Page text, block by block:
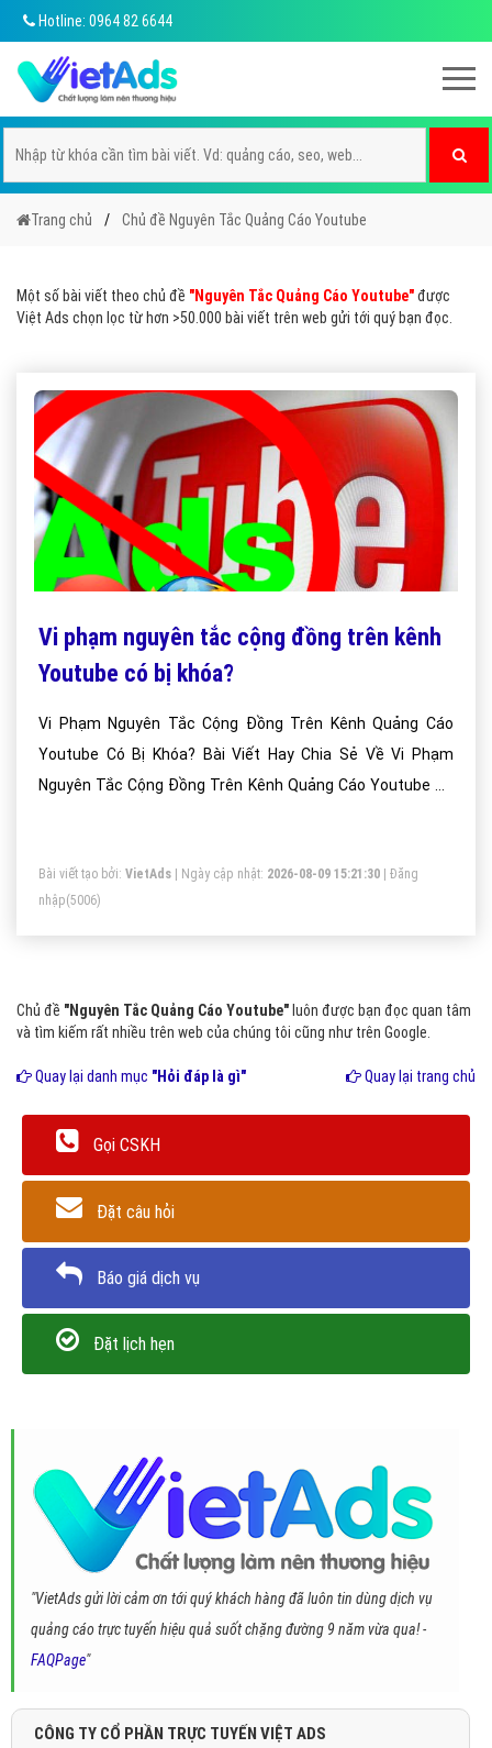
Hotline: 0964 82 6644
Trang chủ Chủ đề Nguyên Tắc Quảng Cáo Youtube
Một số bài viết theo chủ đề "Nguyên Tắc Quảng Cáo Youtube"được
Việt Ads chọn lọc từ hơn >50.000 bài viết trên web gửi tới quý bạn đọc.
Vi phạm nguyên tắc cộng đồng trên kênh
Youtube có bị khóa?
Vi Phạm Nguyên Tắc Cộng Đồng Trên Kênh Quảng Cáo
Youtube Có Bị Khóa? Bài Viết Hay Chia Sẻ Về Vi Phạm
Nguyên Tắc Cộng Đồng Trên Kênh Quảng Cáo Youtube Có
Bài viết tạo bởi: VietAds | Ngày cập nhật: 2026-08-09 15:21:30
Đăng
nhập(5006)
Chủ đề "Nguyên Tắc Quảng Cáo Youtube" luôn được bạn đọc quan tâm
và tìm kiếm rất nhiều trên web của chúng tôi cũng như trên Google.
Quay lại danh mục "Hỏi đáp là gì" Quay lại trang chủ
Gọi CSKH
Đặt câu hỏi
Báo giá dịch vụ
Đặt lịch hẹn
"VietAds gửi lời cảm ơn tới quý khách hàng đã luôn tin dùng dịch vụ
quảng cáo trực tuyến hiệu quả suốt chặng đường 9 năm vừa qua! -
FAQPage"
CÔNG TY CỔ PHẦN TRỰC TUYẾN VIỆT ADS